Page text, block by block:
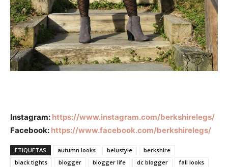
Instagram: https://www.instagram.com/berkshirelegs/
Facebook: https://www.facebook.com/berkshirelegs/
ETIQUETAS autumn looks belustyle
berkshire
black tights
blogger blogger life dc blogger
fall looks